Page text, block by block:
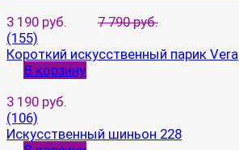
3 190 руб.
7 790 руб.
(155)
Короткий искусственный парик Vera
В корзину
3 190 руб.
(106)
Искусственный шиньон 228